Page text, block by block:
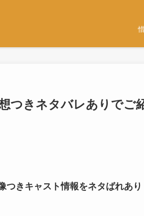
つきネタバレありでご
つきキャスト情報をネタばれあり